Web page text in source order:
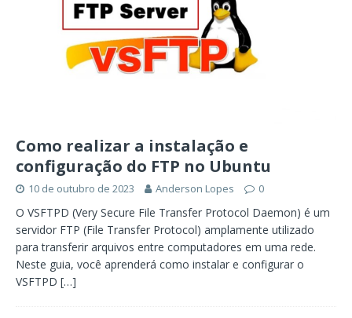
Como realizar a instalação e
configuração do FTP no Ubuntu
10 de outubro de 2023 Anderson Lopes 0
O VSFTPD (Very Secure File Transfer Protocol Daemon) é um
servidor FTP (File Transfer Protocol) amplamente utilizado
para transferir arquivos entre computadores em uma rede.
Neste guia, você aprenderá como instalar e configurar o
VSFTPD […]